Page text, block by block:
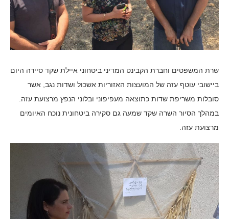
שרת המשפטים וחברת הקבינט המדיני ביטחוני איילת שקד סיירה היום
ביישובי עוטף עזה של המועצות האזוריות אשכול ושדות נגב, אשר
סובלות משריפת שדות כתוצאה מעפיפוני ובלוני הנפץ מרצועת עזה.
במהלך הסיור השרה שקד שמעה גם סקירה ביטחונית נוכח האיומים
מרצועת עזה.